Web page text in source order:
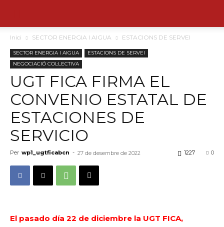
Inici SECTOR ENERGIA I AIGUA ESTACIONS DE SERVEI
SECTOR ENERGIA I AIGUA
ESTACIONS DE SERVEI
NEGOCIACIÓ COL·LECTIVA
UGT FICA FIRMA EL
CONVENIO ESTATAL DE
ESTACIONES DE
SERVICIO
Per wp1_ugtficabcn - 27 de desembre de 2022 0
1227
El pasado día 22 de diciembre la UGT FICA,